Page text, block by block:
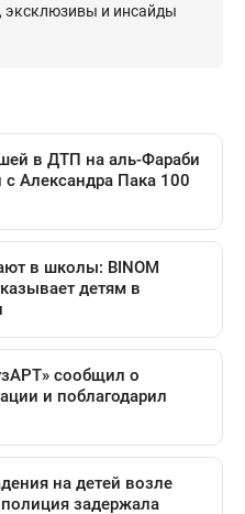
эксклюзивы и инсайды